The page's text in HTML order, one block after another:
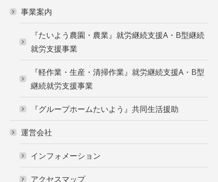
事業案内
『たいよう農園・農業』就労継続支援A・B型継続
就労支援事業
『軽作業・生産・清掃作業』就労継続支援A・B型
継続就労支援事業
『グループホームたいよう』共同生活援助
運営会社
インフォメーション
アクセスマップ